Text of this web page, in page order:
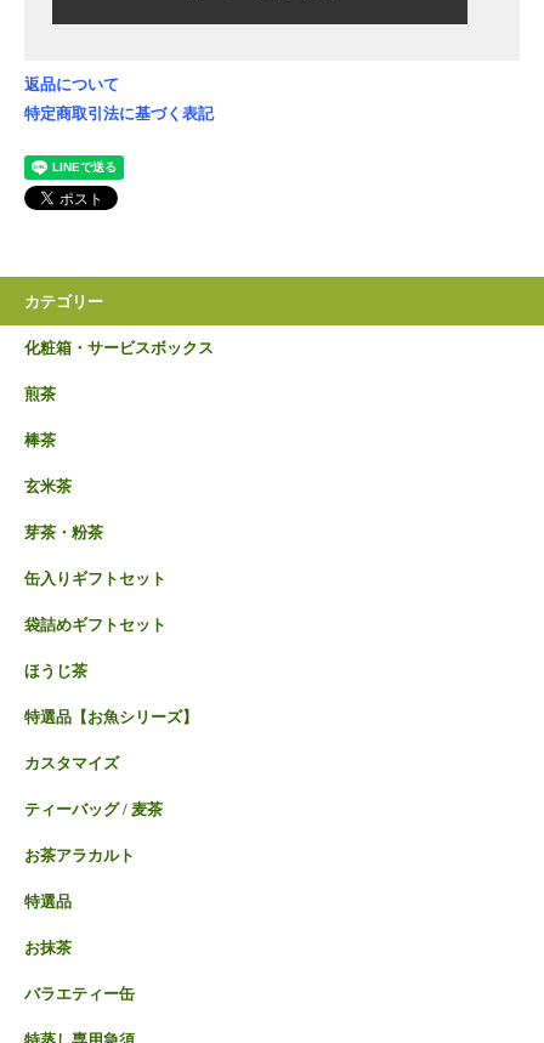
返品について
特定商取引法に基づく表記
カテゴリー
化粧箱・サービスボックス
煎茶
棒茶
玄米茶
芽茶・粉茶
缶入りギフトセット
袋詰めギフトセット
ほうじ茶
特選品【お魚シリーズ】
カスタマイズ
ティーバッグ / 麦茶
お茶アラカルト
特選品
お抹茶
バラエティー缶